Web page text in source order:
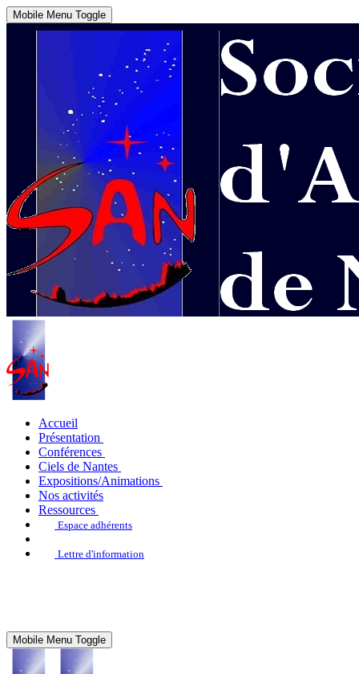
Mobile Menu Toggle
Accueil
Présentation
Conférences
Ciels de Nantes
Expositions/Animations
Nos activités
Ressources
Espace adhérents
Lettre d'information
Mobile Menu Toggle